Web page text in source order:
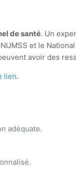
de santé. Un
et le
avoir des
lien.
adéquate.